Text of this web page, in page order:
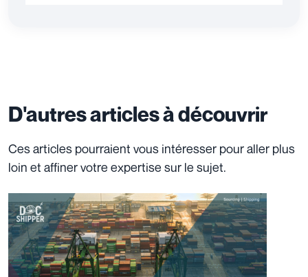
D'autres articles à découvrir
Ces articles pourraient vous intéresser pour aller plus
loin et affiner votre expertise sur le sujet.